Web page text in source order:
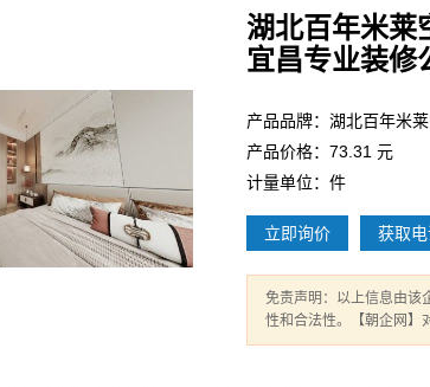
湖北百年米莱
宜昌专业装修
产品价格：73.31 元
计量单位：件
立即询价 获取
免责声明：以上信息由该
性和合法性。【朝企网】